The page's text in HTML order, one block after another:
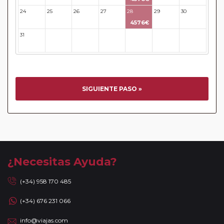
acompañados de nuestros guías. En caso de circuitos con
vuelos incluidos, éstos se emitirán en base a los datos/
documentación entregada.
Compartir" de viajeros individuales en todos nuestros
suplemento de 35 Euros / 45 USD. No se aceptarán reservas
a compartir en la Serie Turista, los "Minipaquetes", y los
viajes combinados con crucero, paquetes con islas (Griegas
o Madeira) así como paquetes por Oriente Medio, Asia y
ciudad de incorporación / salida de circuito, cuando las
fechas de incorporación / salida no sean las mismas que se
indican en la ruta detallada. En caso de tomar un sector de
duración del sector es de al menos 7 noches de hotel.
24 25 26 27 28
4576€
29 30
31
SIGUIENTE PASO »
¿Necesitas Ayuda?
(+34) 958 170 485
(+34) 676 231 066
info@viajas.com